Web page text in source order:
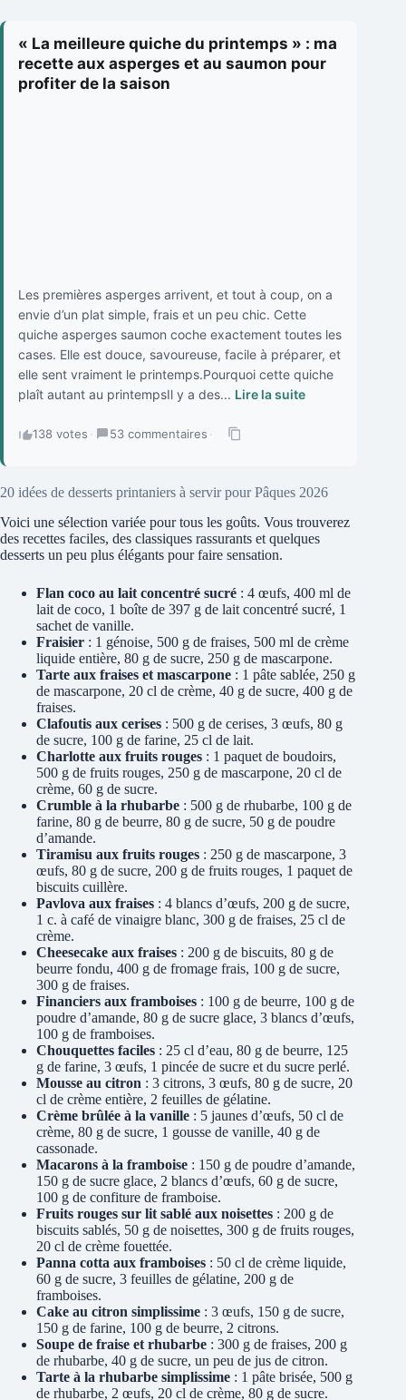
« La meilleure quiche du printemps » : ma
recette aux asperges et au saumon pour
profiter de la saison
Les premières asperges arrivent, et tout à coup, on a
envie d’un plat simple, frais et un peu chic. Cette
quiche asperges saumon coche exactement toutes les
cases. Elle est douce, savoureuse, facile à préparer, et
elle sent vraiment le printemps.Pourquoi cette quiche
plaît autant au printempsIl y a des... Lire la suite
138 votes · 53 commentaires ·
20 idées de desserts printaniers à servir pour Pâques 2026
Voici une sélection variée pour tous les goûts. Vous trouverez
des recettes faciles, des classiques rassurants et quelques
desserts un peu plus élégants pour faire sensation.
Flan coco au lait concentré sucré : 4 œufs, 400 ml de
lait de coco, 1 boîte de 397 g de lait concentré sucré, 1
sachet de vanille.
Fraisier : 1 génoise, 500 g de fraises, 500 ml de crème
liquide entière, 80 g de sucre, 250 g de mascarpone.
Tarte aux fraises et mascarpone : 1 pâte sablée, 250 g
de mascarpone, 20 cl de crème, 40 g de sucre, 400 g de
fraises.
Clafoutis aux cerises : 500 g de cerises, 3 œufs, 80 g
de sucre, 100 g de farine, 25 cl de lait.
Charlotte aux fruits rouges : 1 paquet de boudoirs,
500 g de fruits rouges, 250 g de mascarpone, 20 cl de
crème, 60 g de sucre.
Crumble à la rhubarbe : 500 g de rhubarbe, 100 g de
farine, 80 g de beurre, 80 g de sucre, 50 g de poudre
d’amande.
Tiramisu aux fruits rouges : 250 g de mascarpone, 3
œufs, 80 g de sucre, 200 g de fruits rouges, 1 paquet de
biscuits cuillère.
Pavlova aux fraises : 4 blancs d’œufs, 200 g de sucre,
1 c. à café de vinaigre blanc, 300 g de fraises, 25 cl de
crème.
Cheesecake aux fraises : 200 g de biscuits, 80 g de
beurre fondu, 400 g de fromage frais, 100 g de sucre,
300 g de fraises.
Financiers aux framboises : 100 g de beurre, 100 g de
poudre d’amande, 80 g de sucre glace, 3 blancs d’œufs,
100 g de framboises.
Chouquettes faciles : 25 cl d’eau, 80 g de beurre, 125
g de farine, 3 œufs, 1 pincée de sucre et du sucre perlé.
Mousse au citron : 3 citrons, 3 œufs, 80 g de sucre, 20
cl de crème entière, 2 feuilles de gélatine.
Crème brûlée à la vanille : 5 jaunes d’œufs, 50 cl de
crème, 80 g de sucre, 1 gousse de vanille, 40 g de
cassonade.
Macarons à la framboise : 150 g de poudre d’amande,
150 g de sucre glace, 2 blancs d’œufs, 60 g de sucre,
100 g de confiture de framboise.
Fruits rouges sur lit sablé aux noisettes : 200 g de
biscuits sablés, 50 g de noisettes, 300 g de fruits rouges,
20 cl de crème fouettée.
Panna cotta aux framboises : 50 cl de crème liquide,
60 g de sucre, 3 feuilles de gélatine, 200 g de
framboises.
Cake au citron simplissime : 3 œufs, 150 g de sucre,
150 g de farine, 100 g de beurre, 2 citrons.
Soupe de fraise et rhubarbe : 300 g de fraises, 200 g
de rhubarbe, 40 g de sucre, un peu de jus de citron.
Tarte à la rhubarbe simplissime : 1 pâte brisée, 500 g
de rhubarbe, 2 œufs, 20 cl de crème, 80 g de sucre.